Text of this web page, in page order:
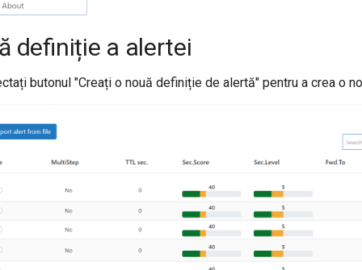
definiție a alertei
butonul "Creați o nouă definiție de alertă" pentru a crea o